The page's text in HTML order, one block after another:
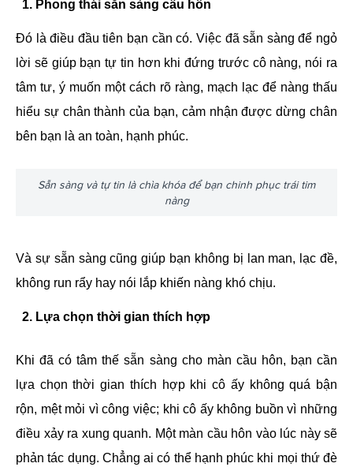
1. Phong thái sẵn sàng cầu hôn
Đó là điều đầu tiên bạn cần có. Việc đã sẵn sàng để ngỏ
lời sẽ giúp bạn tự tin hơn khi đứng trước cô nàng, nói ra
tâm tư, ý muốn một cách rõ ràng, mạch lạc để nàng thấu
hiểu sự chân thành của bạn, cảm nhận được dừng chân
bên bạn là an toàn, hạnh phúc.
Sẵn sàng và tự tin là chìa khóa để bạn chinh phục trái tim
nàng
Và sự sẵn sàng cũng giúp bạn không bị lan man, lạc đề,
không run rẩy hay nói lắp khiến nàng khó chịu.
2. Lựa chọn thời gian thích hợp
Khi đã có tâm thế sẵn sàng cho màn cầu hôn, bạn cần
lựa chọn thời gian thích hợp khi cô ấy không quá bận
rộn, mệt mỏi vì công việc; khi cô ấy không buồn vì những
điều xảy ra xung quanh. Một màn cầu hôn vào lúc này sẽ
phản tác dụng. Chẳng ai có thể hạnh phúc khi mọi thứ đè